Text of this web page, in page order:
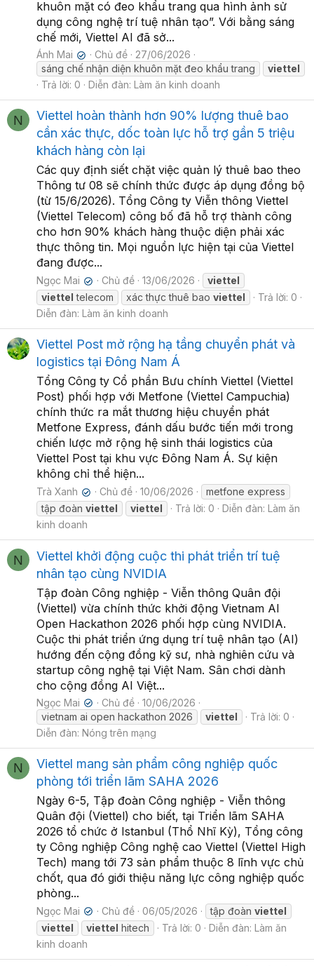
khuôn mặt có đeo khẩu trang qua hình ảnh sử
dụng công nghệ trí tuệ nhân tạo”. Với bằng sáng
chế mới, Viettel AI đã sở...
Ánh Mai ✔ Chủ đề
27/06/2026
sáng chế nhận diện khuôn mặt đeo khẩu trang
viettel
Trả lời: 0
Diễn đàn: Làm ăn kinh doanh
N
Viettel hoàn thành hơn 90% lượng thuê bao
cần xác thực, dốc toàn lực hỗ trợ gần 5 triệu
khách hàng còn lại
Các quy định siết chặt việc quản lý thuê bao theo
Thông tư 08 sẽ chính thức được áp dụng đồng bộ
(từ 15/6/2026). Tổng Công ty Viễn thông Viettel
(Viettel Telecom) công bố đã hỗ trợ thành công
cho hơn 90% khách hàng thuộc diện phải xác
thực thông tin. Mọi nguồn lực hiện tại của Viettel
đang được...
Ngọc Mai ✔ Chủ đề 13/06/2026
viettel
viettel telecom xác thực thuê bao viettel
Trả lời: 0
Diễn đàn: Làm ăn kinh doanh
Viettel Post mở rộng hạ tầng chuyển phát và
logistics tại Đông Nam Á
Tổng Công ty Cổ phần Bưu chính Viettel (Viettel
Post) phối hợp với Metfone (Viettel Campuchia)
chính thức ra mắt thương hiệu chuyển phát
Metfone Express, đánh dấu bước tiến mới trong
chiến lược mở rộng hệ sinh thái logistics của
Viettel Post tại khu vực Đông Nam Á. Sự kiện
không chỉ thể hiện...
Trà Xanh ✔ Chủ đề 10/06/2026
metfone express
tập đoàn viettel viettel Trả lời: 0 Diễn đàn: Làm ăn
kinh doanh
N
Viettel khởi động cuộc thi phát triển trí tuệ
nhân tạo cùng NVIDIA
Tập đoàn Công nghiệp - Viễn thông Quân đội
(Viettel) vừa chính thức khởi động Vietnam AI
Open Hackathon 2026 phối hợp cùng NVIDIA.
Cuộc thi phát triển ứng dụng trí tuệ nhân tạo (AI)
hướng đến cộng đồng kỹ sư, nhà nghiên cứu và
startup công nghệ tại Việt Nam. Sân chơi dành
cho cộng đồng AI Việt...
Ngọc Mai ✔ Chủ đề
10/06/2026
vietnam ai open hackathon 2026
viettel
Trả lời: 0
Diễn đàn: Nóng trên mạng
N
Viettel mang sản phẩm công nghiệp quốc
phòng tới triển lãm SAHA 2026
Ngày 6-5, Tập đoàn Công nghiệp - Viễn thông
Quân đội (Viettel) cho biết, tại Triển lãm SAHA
2026 tổ chức ở Istanbul (Thổ Nhĩ Kỳ), Tổng công
ty Công nghiệp Công nghệ cao Viettel (Viettel High
Tech) mang tới 73 sản phẩm thuộc 8 lĩnh vực chủ
chốt, qua đó giới thiệu năng lực công nghiệp quốc
phòng...
Ngọc Mai ✔ Chủ đề 06/05/2026 tập đoànviettel
viettel
viettel hitech Trả lời: 0 Diễn đàn: Làm ăn
kinh doanh